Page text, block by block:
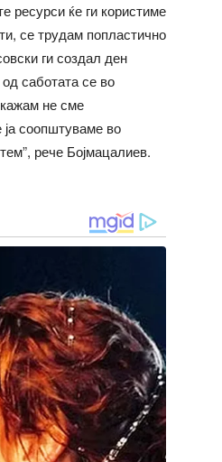
ресурси ќе ги користиме
се трудам попластично
ги создал ден
саботата се во
не сме
соопштуваме во
рече Бојмацалиев.